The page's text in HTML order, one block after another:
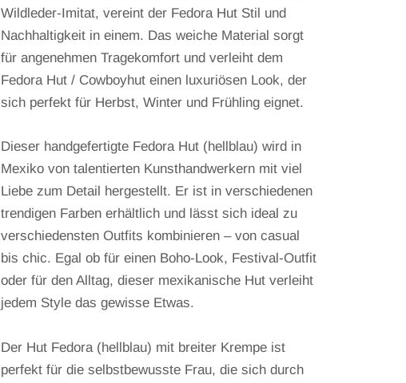
Wildleder-Imitat, vereint der Fedora Hut Stil und
Nachhaltigkeit in einem. Das weiche Material sorgt
für angenehmen Tragekomfort und verleiht dem
Fedora Hut / Cowboyhut einen luxuriösen Look, der
sich perfekt für Herbst, Winter und Frühling eignet.
Dieser handgefertigte Fedora Hut (hellblau) wird in
Mexiko von talentierten Kunsthandwerkern mit viel
Liebe zum Detail hergestellt. Er ist in verschiedenen
trendigen Farben erhältlich und lässt sich ideal zu
verschiedensten Outfits kombinieren – von casual
bis chic. Egal ob für einen Boho-Look, Festival-Outfit
oder für den Alltag, dieser mexikanische Hut verleiht
jedem Style das gewisse Etwas.
Der Hut Fedora (hellblau) mit breiter Krempe ist
perfekt für die selbstbewusste Frau, die sich durch